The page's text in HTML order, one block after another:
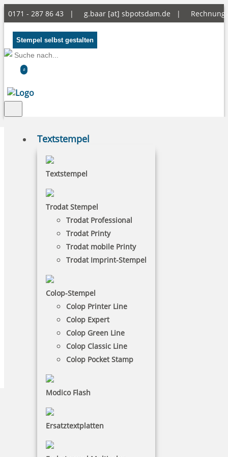
0171 - 287 86 43 | g.baar [at] sbpotsdam.de | Rechnung
Stempel selbst gestalten
0
Textstempel
Textstempel
Trodat Stempel
Trodat Professional
Trodat Printy
Trodat mobile Printy
Trodat Imprint-Stempel
Colop-Stempel
Colop Printer Line
Colop Expert
Colop Green Line
Colop Classic Line
Colop Pocket Stamp
Modico Flash
Ersatztextplatten
Taktile Piktogramm-
Schilder